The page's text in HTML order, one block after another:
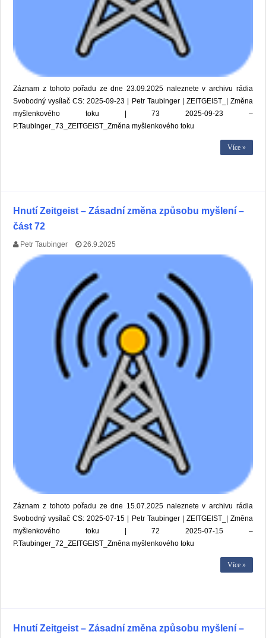
Záznam z tohoto pořadu ze dne 23.09.2025 naleznete v archivu rádia
Svobodný vysílač CS: 2025-09-23 | Petr Taubinger | ZEITGEIST_| Změna
myšlenkového toku | 73 2025-09-23 –
P.Taubinger_73_ZEITGEIST_Změna myšlenkového toku
Více »
Hnutí Zeitgeist – Zásadní změna způsobu myšlení –
část 72
Petr Taubinger 26.9.2025
Záznam z tohoto pořadu ze dne 15.07.2025 naleznete v archivu rádia
Svobodný vysílač CS: 2025-07-15 | Petr Taubinger | ZEITGEIST_| Změna
myšlenkového toku | 72 2025-07-15 –
P.Taubinger_72_ZEITGEIST_Změna myšlenkového toku
Více »
Hnutí Zeitgeist – Zásadní změna způsobu myšlení –